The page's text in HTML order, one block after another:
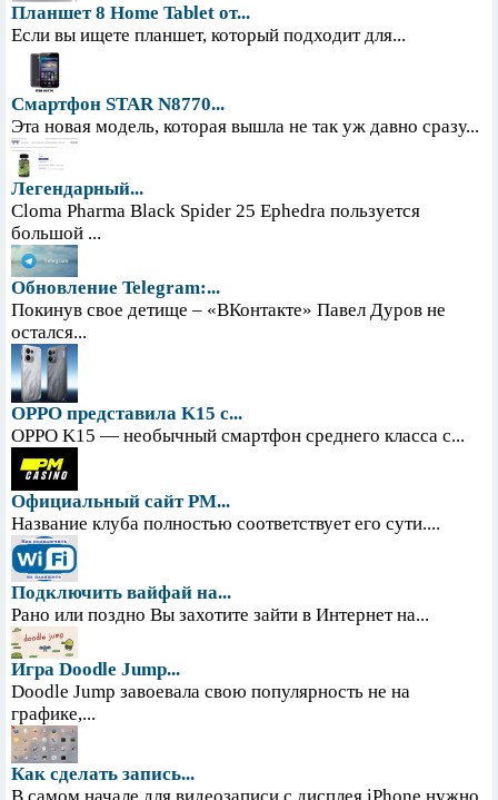
Планшет 8 Home Tablet от...
Если вы ищете планшет, который подходит для...
Смартфон STAR N8770...
Эта новая модель, которая вышла не так уж давно сразу...
Легендарный...
Cloma Pharma Black Spider 25 Ephedra пользуется
большой ...
Обновление Telegram:...
Покинув свое детище – «ВКонтакте» Павел Дуров не
остался...
OPPO представила K15 с...
OPPO K15 — необычный смартфон среднего класса с...
Официальный сайт PM...
Название клуба полностью соответствует его сути....
Подключить вайфай на...
Рано или поздно Вы захотите зайти в Интернет на...
Игра Doodle Jump...
Doodle Jump завоевала свою популярность не на
графике,...
Как сделать запись...